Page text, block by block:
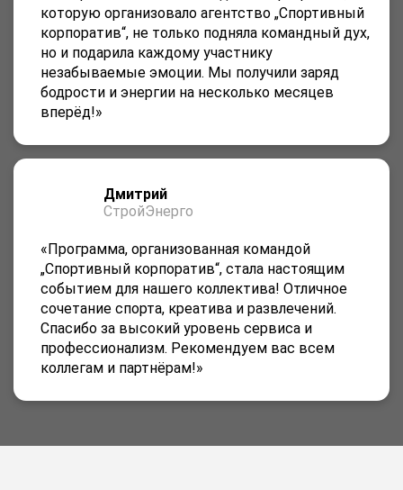
которую организовало агентство „Спортивный
корпоратив“, не только подняла командный дух,
но и подарила каждому участнику
незабываемые эмоции. Мы получили заряд
бодрости и энергии на несколько месяцев
вперёд!»
Дмитрий
СтройЭнерго
«Программа, организованная командой
„Спортивный корпоратив“, стала настоящим
событием для нашего коллектива! Отличное
сочетание спорта, креатива и развлечений.
Спасибо за высокий уровень сервиса и
профессионализм. Рекомендуем вас всем
коллегам и партнёрам!»